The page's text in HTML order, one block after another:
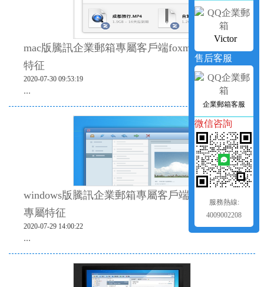
mac版騰訊企業郵箱專屬客戶端foxmail的專屬
特征
2020-07-30 09:53:19
...
windows版騰訊企業郵箱專屬客戶端foxmail的
專屬特征
2020-07-29 14:00:22
...
Victor
售后客服
企業郵箱客服
微信咨詢
服務熱線:
4009002208